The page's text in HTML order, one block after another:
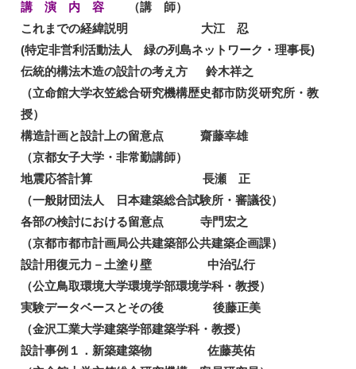
講 演 内 容 （講 師）
これまでの経緯説明 大江 忍
(特定非営利活動法人 緑の列島ネットワーク・理事長)
伝統的構法木造の設計の考え方 鈴木祥之
（立命館大学衣笠総合研究機構歴史都市防災研究所・教
授）
構造計画と設計上の留意点 齋藤幸雄
（京都女子大学・非常勤講師）
地震応答計算 長瀬 正
（一般財団法人 日本建築総合試験所・審議役）
各部の検討における留意点 寺門宏之
（京都市都市計画局公共建築部公共建築企画課）
設計用復元力－土塗り壁 中治弘行
（公立鳥取環境大学環境学部環境学科・教授）
実験データベースとその後 後藤正美
（金沢工業大学建築学部建築学科・教授）
設計事例１．新築建築物 佐藤英佑